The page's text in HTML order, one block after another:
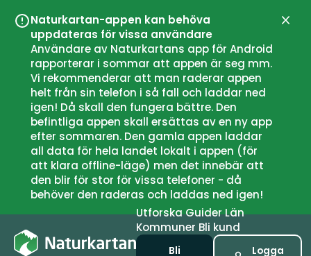
Naturkartan-appen kan behöva
uppdateras för vissa användare
Användare av Naturkartans app för Android
rapporterar i sommar att appen är seg mm.
Vi rekommenderar att man raderar appen
helt från sin telefon i så fall och laddar ned
igen! Då skall den fungera bättre. Den
befintliga appen skall ersättas av en ny app
efter sommaren. Den gamla appen laddar
all data för hela landet lokalt i appen (för
att klara offline-läge) men det innebär att
den blir för stor för vissa telefoner - då
behöver den raderas och laddas ned igen!
UtforskaGuiderLän
Kommuner Bli kund
Bli
Logga